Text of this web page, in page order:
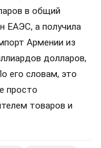
в общий
ЕАЭС, а получила
Армении из
долларов,
его словам, это
просто
товаров и